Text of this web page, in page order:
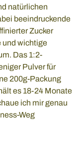
natürlichen
beeindruckende
Zucker
und wichtige
Das 1:2-
Pulver für
200g-Packung
es 18-24 Monate
ich mir genau
Weg